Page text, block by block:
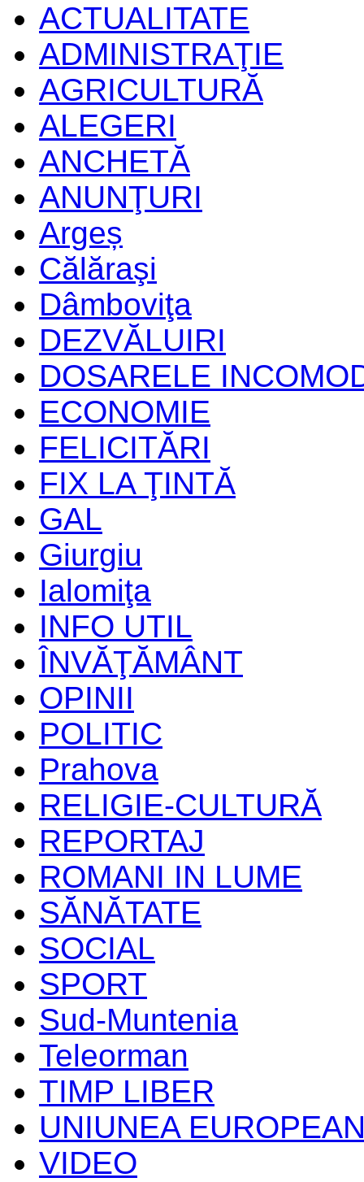
ACTUALITATE
ADMINISTRAŢIE
AGRICULTURĂ
ALEGERI
ANCHETĂ
ANUNŢURI
Argeș
Călăraşi
Dâmboviţa
DEZVĂLUIRI
DOSARELE
ECONOMIE
FELICITĂRI
FIX LA ŢINTĂ
GAL
Giurgiu
Ialomiţa
INFO UTIL
ÎNVĂŢĂMÂNT
OPINII
POLITIC
Prahova
RELIGIE-CULTURĂ
REPORTAJ
ROMANI IN LUME
SĂNĂTATE
SOCIAL
SPORT
Sud-Muntenia
Teleorman
TIMP LIBER
UNIUNEA
VIDEO